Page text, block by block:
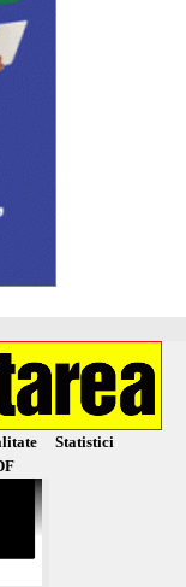
Statistici